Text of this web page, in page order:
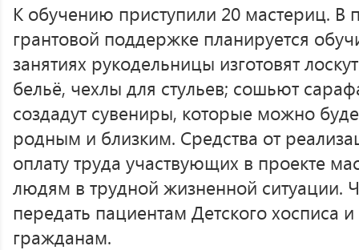
К обучению приступили 20 мастериц. В
грантовой поддержке планируется
занятиях рукодельницы изготовят
бельё, чехлы для стульев; сошьют
создадут сувениры, которые можно
родным и близким. Средства от
оплату труда участвующих в проекте
людям в трудной жизненной ситуации.
передать пациентам Детского
гражданам.